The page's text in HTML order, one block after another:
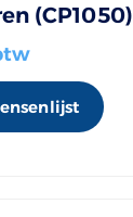
(CP1050)